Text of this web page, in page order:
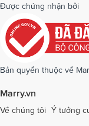
Dịch vụ cưới tại
Dịch vụ cưới tại
Dịch vụ cưới tại Sóc
Dịch vụ cưới tại Thái
Được chứng nhận bởi
Bản quyền thuộc về
Marry.vn
Về chúng tôi Ý tưởng